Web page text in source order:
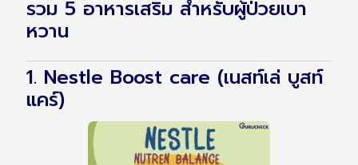
รวม 5 อาหารเสริม สำหรับผู้ป่วยเบา
หวาน
1. Nestle Boost care (เนสท์เล่ บูสท์
แคร์)